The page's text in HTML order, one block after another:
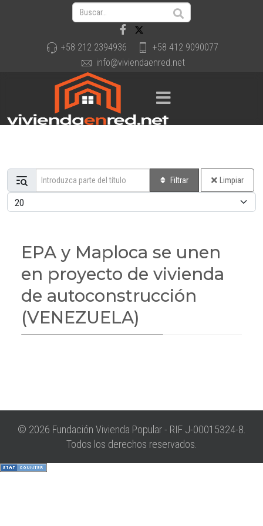
+58 212 2394936
+58 412 9090077
info@viviendaenred.net
Introduzca parte del título Filtrar Limpiar
Cantidad a mostrar
EPA y Maploca se unen
en proyecto de vivienda
de autoconstrucción
(VENEZUELA)
© 2026 Fundación Vivienda Popular - RIF J-00015324-8.
Todos los derechos reservados.